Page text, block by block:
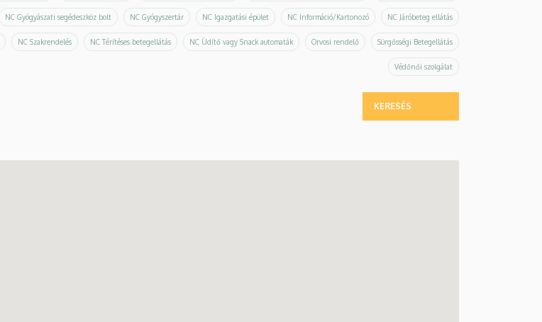
NC Gyógyászati segédeszköz bolt NC Gyógyszertár NC Igazgatási épület NC Információ/Kartonozó NC Járóbeteg ellátás
NC Szakrendelés NC Térítéses betegellátás NC Üdítő vagy Snack automaták Orvosi rendelő Sürgősségi Betegellátás
Védőnői szolgálat